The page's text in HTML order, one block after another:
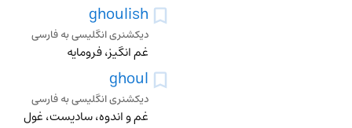
ghoulish
دیکشنری انگلیسی به فارسی
غم انگیز، فرومایه
ghoul
دیکشنری انگلیسی به فارسی
غم و اندوه، سادیست، غول